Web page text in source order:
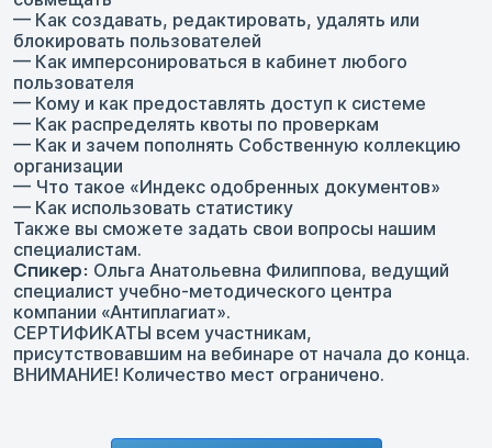
— Как создавать, редактировать, удалять или
блокировать пользователей
— Как имперсонироваться в кабинет любого
пользователя
— Кому и как предоставлять доступ к системе
— Как распределять квоты по проверкам
— Как и зачем пополнять Собственную коллекцию
организации
— Что такое «Индекс одобренных документов»
— Как использовать статистику
Также вы сможете задать свои вопросы нашим
специалистам.
Спикер: Ольга Анатольевна Филиппова, ведущий
специалист учебно-методического центра
компании «Антиплагиат».
СЕРТИФИКАТЫ всем участникам,
присутствовавшим на вебинаре от начала до конца.
ВНИМАНИЕ! Количество мест ограничено.